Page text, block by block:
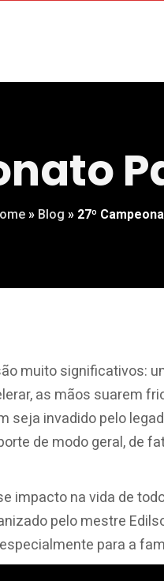
» Blog » 27º
muito significativos:
as mãos suarem
seja invadido pelo
de modo geral, de
impacto na vida de
pelo mestre
para a